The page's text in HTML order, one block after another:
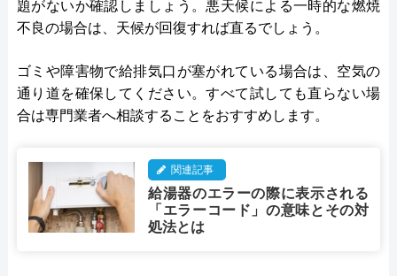
題がないか確認しましょう。悪天候による一時的な燃焼
不良の場合は、天候が回復すれば直るでしょう。
ゴミや障害物で給排気口が塞がれている場合は、空気の
通り道を確保してください。すべて試しても直らない場
合は専門業者へ相談することをおすすめします。
関連記事
給湯器のエラーの際に表示される
「エラーコード」の意味とその対
処法とは